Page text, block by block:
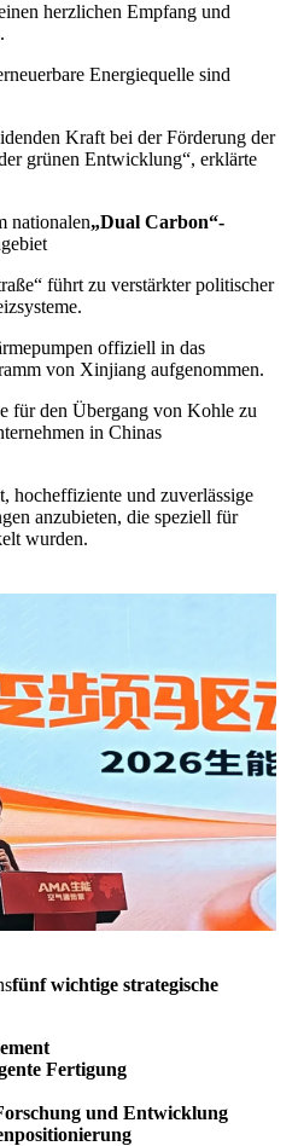
herzlichen Empfang und
Energiequelle sind
Kraft bei der Förderung der
grünen Entwicklung“, erklärte
nationalen„Dual Carbon“-
führt zu verstärkter politischer
offiziell in das
von Xinjiang aufgenommen.
für den Übergang von Kohle zu
in Chinas
hocheffiziente und zuverlässige
anzubieten, die speziell für
wurden.
fünf wichtige strategische
Fertigung
und Entwicklung